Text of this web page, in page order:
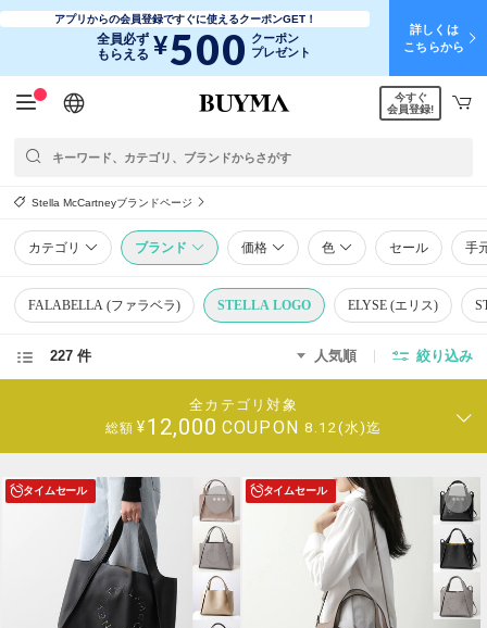
アプリからの会員登録ですぐに使えるクーポンGET！
全員必ず
もらえる ¥500 クーポン
プレゼント
詳しくは
こちらから
日本語
English
简体中文
繁體中文
今すぐ
会員登録!
Stella McCartneyブランドページ
カテゴリ ブランド 価格 色 セール 手
FALABELLA (ファラベラ) STELLA LOGO ELYSE (エリス)
227 件 人気順 絞り込み
全カテゴリ対象
総額 ¥12,000 COUPON 8.12(水)迄
タイムセール タイムセール